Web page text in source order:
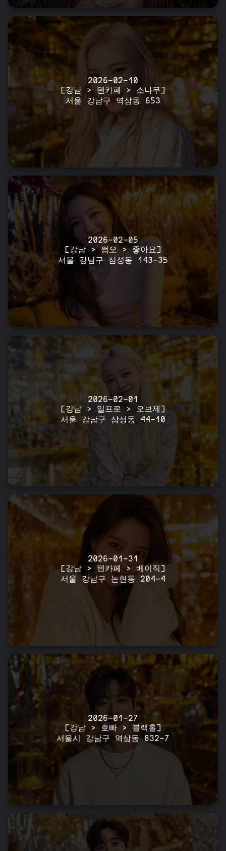
2026-02-10
[강남 > 텐카페 > 소나무]
서울 강남구 역삼동 653
2026-02-05
[강남 > 쩜오 > 좋아요]
서울 강남구 삼성동 143-35
2026-02-01
[강남 > 일프로 > 오브제]
서울 강남구 삼성동 44-10
2026-01-31
[강남 > 텐카페 > 베이직]
서울 강남구 논현동 204-4
2026-01-27
[강남 > 호빠 > 블랙홀]
서울시 강남구 역삼동 832-7